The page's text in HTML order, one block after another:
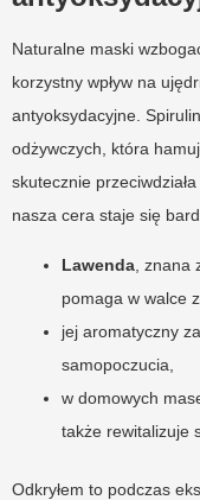
Naturalne maski
korzystny wpływ na
antyoksydacyjne.
odżywczych, która
skutecznie
nasza cera staje się
Lawenda ,
pomaga w walce
jej aromatyczny
samopoczucia,
w domowych
także rewitalizuje
Odkryłem to podczas